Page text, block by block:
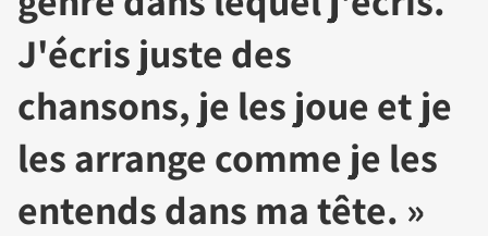
J'écris juste des
chansons, je les joue et je
les arrange comme je les
entends dans ma tête. »